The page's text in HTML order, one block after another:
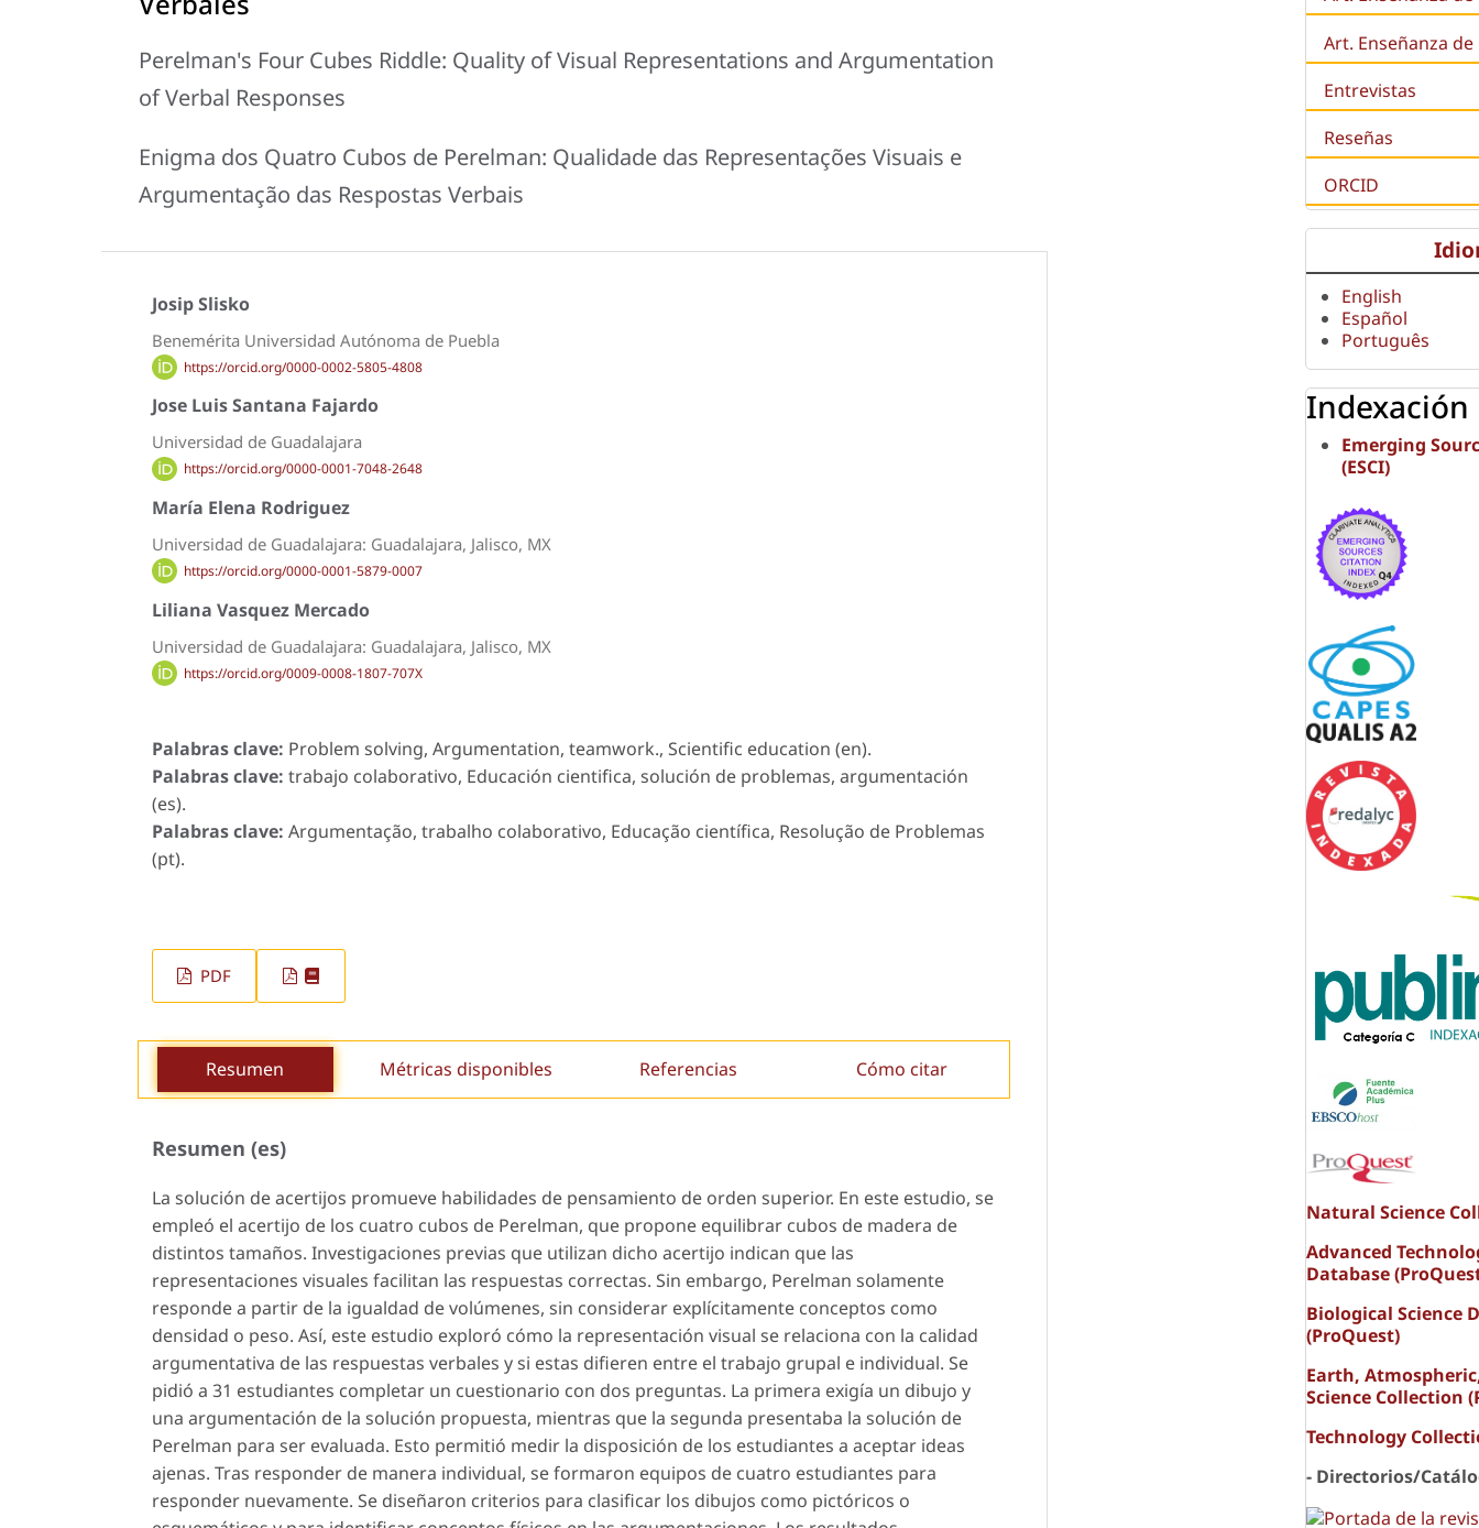
Perelman's Four Cubes Riddle: Quality of Visual Representations and Argumentation
of Verbal Responses
Enigma dos Quatro Cubos de Perelman: Qualidade das Representações Visuais e
Argumentação das Respostas Verbais
Josip Slisko
Benemérita Universidad Autónoma de Puebla
https://orcid.org/0000-0002-5805-4808
Jose Luis Santana Fajardo
Universidad de Guadalajara
https://orcid.org/0000-0001-7048-2648
María Elena Rodriguez
Universidad de Guadalajara: Guadalajara, Jalisco, MX
https://orcid.org/0000-0001-5879-0007
Liliana Vasquez Mercado
Universidad de Guadalajara: Guadalajara, Jalisco, MX
https://orcid.org/0009-0008-1807-707X
Palabras clave: Problem solving, Argumentation, teamwork., Scientific education (en).
Palabras clave: trabajo colaborativo, Educación cientifica, solución de problemas, argumentación
(es).
Palabras clave: Argumentação, trabalho colaborativo, Educação científica, Resolução de Problemas
(pt).
PDF
Resumen Métricas disponibles Referencias Cómo citar
Resumen (es)
La solución de acertijos promueve habilidades de pensamiento de orden superior. En este estudio, se
empleó el acertijo de los cuatro cubos de Perelman, que propone equilibrar cubos de madera de
distintos tamaños. Investigaciones previas que utilizan dicho acertijo indican que las
representaciones visuales facilitan las respuestas correctas. Sin embargo, Perelman solamente
responde a partir de la igualdad de volúmenes, sin considerar explícitamente conceptos como
densidad o peso. Así, este estudio exploró cómo la representación visual se relaciona con la calidad
argumentativa de las respuestas verbales y si estas difieren entre el trabajo grupal e individual. Se
pidió a 31 estudiantes completar un cuestionario con dos preguntas. La primera exigía un dibujo y
una argumentación de la solución propuesta, mientras que la segunda presentaba la solución de
Perelman para ser evaluada. Esto permitió medir la disposición de los estudiantes a aceptar ideas
ajenas. Tras responder de manera individual, se formaron equipos de cuatro estudiantes para
responder nuevamente. Se diseñaron criterios para clasificar los dibujos como pictóricos o
Art. Enseñanza
Entrevistas
Reseñas
ORCID
English
Español
Português
Indexación
Emerging
(ESCI)
Natural Science
Advanced
Database
Biological Science
(ProQuest)
Earth,
Science Collection
Technology
- Directorios/